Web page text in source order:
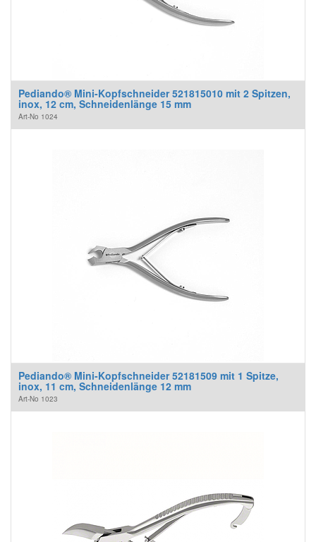
Pediando® Mini-Kopfschneider 521815010 mit 2 Spitzen,
inox, 12 cm, Schneidenlänge 15 mm
Art-No 1024
Pediando® Mini-Kopfschneider 52181509 mit 1 Spitze,
inox, 11 cm, Schneidenlänge 12 mm
Art-No 1023